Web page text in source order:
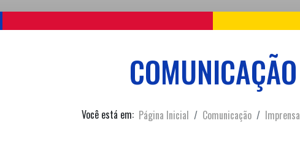
COMUNICAÇÃO
Você está em: Página Inicial Comunicação Imprensa